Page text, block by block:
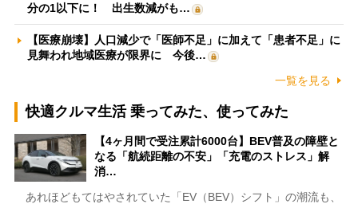
分の1以下に！ 出生数減がも…
【医療崩壊】人口減少で「医師不足」に加えて「患者不足」に
見舞われ地域医療が限界に 今後…
一覧を見る
快適クルマ生活 乗ってみた、使ってみた
【4ヶ月間で受注累計6000台】BEV普及の障壁と
なる「航続距離の不安」「充電のストレス」解
消…
あれほどもてはやされていた「EV（BEV）シフト」の潮流も、